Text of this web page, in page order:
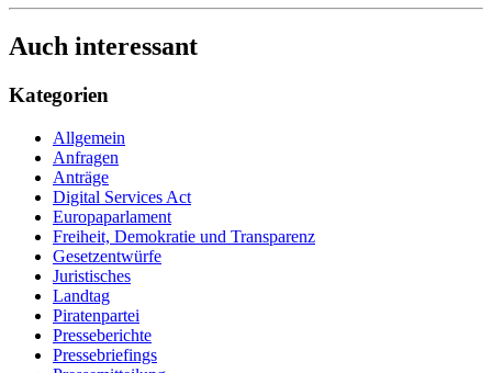
Auch interessant
Kategorien
Allgemein
Anfragen
Anträge
Digital Services Act
Europaparlament
Freiheit, Demokratie und Transparenz
Gesetzentwürfe
Juristisches
Landtag
Piratenpartei
Presseberichte
Pressebriefings